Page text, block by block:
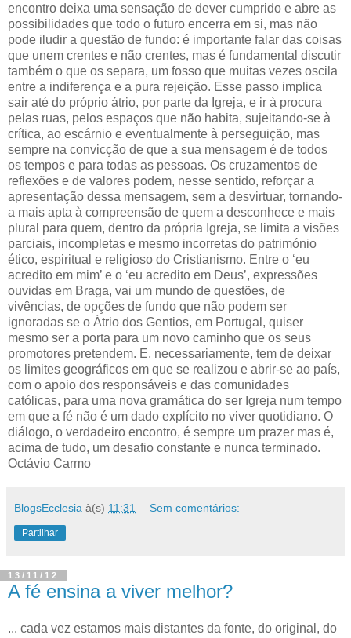
encontro deixa uma sensação de dever cumprido e abre as
possibilidades que todo o futuro encerra em si, mas não
pode iludir a questão de fundo: é importante falar das coisas
que unem crentes e não crentes, mas é fundamental discutir
também o que os separa, um fosso que muitas vezes oscila
entre a indiferença e a pura rejeição. Esse passo implica
sair até do próprio átrio, por parte da Igreja, e ir à procura
pelas ruas, pelos espaços que não habita, sujeitando-se à
crítica, ao escárnio e eventualmente à perseguição, mas
sempre na convicção de que a sua mensagem é de todos
os tempos e para todas as pessoas. Os cruzamentos de
reflexões e de valores podem, nesse sentido, reforçar a
apresentação dessa mensagem, sem a desvirtuar, tornando-
a mais apta à compreensão de quem a desconhece e mais
plural para quem, dentro da própria Igreja, se limita a visões
parciais, incompletas e mesmo incorretas do património
ético, espiritual e religioso do Cristianismo. Entre o ‘eu
acredito em mim’ e o ‘eu acredito em Deus’, expressões
ouvidas em Braga, vai um mundo de questões, de
vivências, de opções de fundo que não podem ser
ignoradas se o Átrio dos Gentios, em Portugal, quiser
mesmo ser a porta para um novo caminho que os seus
promotores pretendem. E, necessariamente, tem de deixar
os limites geográficos em que se realizou e abrir-se ao país,
com o apoio dos responsáveis e das comunidades
católicas, para uma nova gramática do ser Igreja num tempo
em que a fé não é um dado explícito no viver quotidiano. O
diálogo, o verdadeiro encontro, é sempre um prazer mas é,
acima de tudo, um desafio constante e nunca terminado.
Octávio Carmo
BlogsEcclesia à(s) 11:31 Sem comentários:
Partilhar
13/11/12
A fé ensina a viver melhor?
... cada vez estamos mais distantes da fonte, do original, do